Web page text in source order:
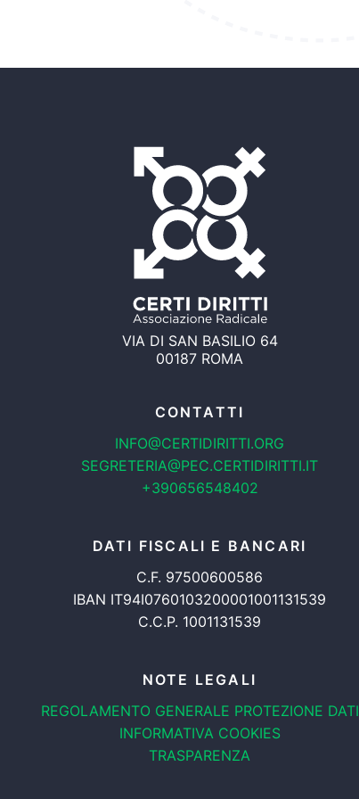
VIA DI SAN BASILIO 64
00187 ROMA
CONTATTI
INFO@CERTIDIRITTI.ORG
SEGRETERIA@PEC.CERTIDIRITTI.IT
+390656548402
DATI FISCALI E BANCARI
C.F. 97500600586
IBAN IT94I0760103200001001131539
C.C.P. 1001131539
NOTE LEGALI
REGOLAMENTO GENERALE PROTEZIONE DATI
INFORMATIVA COOKIES
TRASPARENZA